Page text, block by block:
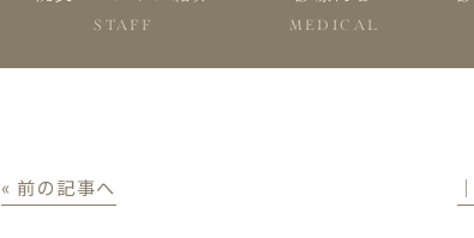
STAFF MEDICAL
« 前の記事へ